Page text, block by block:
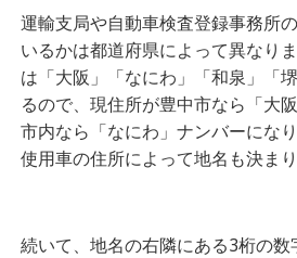
運輸支局や自動車検査登録事務所
いるかは都道府県によって異なり
は「大阪」「なにわ」「和泉」「
るので、現住所が豊中市なら「大
市内なら「なにわ」ナンバーにな
使用車の住所によって地名も決まり
続いて、 地名の右隣にある3桁の